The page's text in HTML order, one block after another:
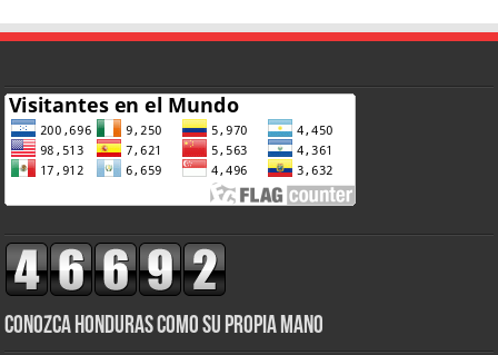
CONOZCA HONDURAS COMO SU PROPIA MANO